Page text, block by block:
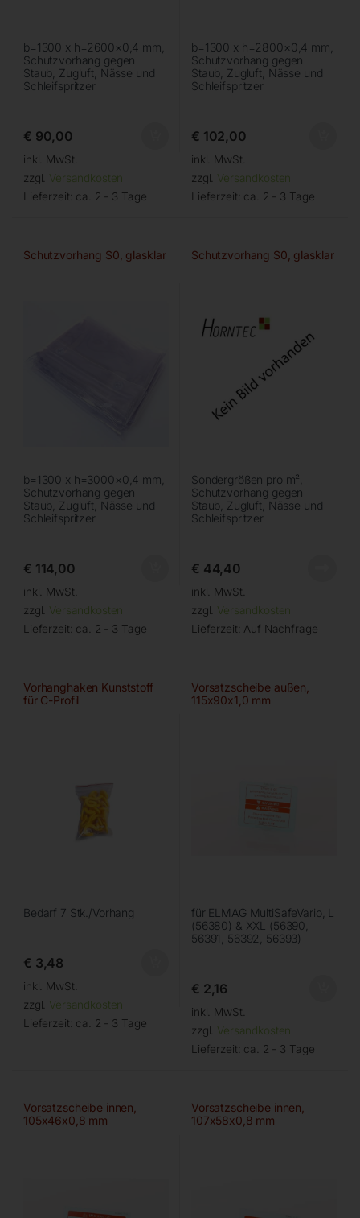
b=1300 x h=2600×0,4 mm,
Schutzvorhang gegen
Staub, Zugluft, Nässe und
Schleifspritzer
€ 90,00
inkl. MwSt.
zzgl. Versandkosten
Lieferzeit: ca. 2 - 3 Tage
b=1300 x h=2800×0,4 mm,
Schutzvorhang gegen
Staub, Zugluft, Nässe und
Schleifspritzer
€ 102,00
inkl. MwSt.
zzgl. Versandkosten
Lieferzeit: ca. 2 - 3 Tage
Schutzvorhang S0, glasklar
b=1300 x h=3000×0,4 mm,
Schutzvorhang gegen
Staub, Zugluft, Nässe und
Schleifspritzer
€ 114,00
inkl. MwSt.
zzgl. Versandkosten
Lieferzeit: ca. 2 - 3 Tage
Schutzvorhang S0, glasklar
Sondergrößen pro m²,
Schutzvorhang gegen
Staub, Zugluft, Nässe und
Schleifspritzer
€ 44,40
inkl. MwSt.
zzgl. Versandkosten
Lieferzeit: Auf Nachfrage
Vorhanghaken Kunststoff
für C-Profil
Bedarf 7 Stk./Vorhang
€ 3,48
inkl. MwSt.
zzgl. Versandkosten
Lieferzeit: ca. 2 - 3 Tage
Vorsatzscheibe außen,
115x90x1,0 mm
für ELMAG MultiSafeVario, L
(56380) & XXL (56390,
56391, 56392, 56393)
€ 2,16
inkl. MwSt.
zzgl. Versandkosten
Lieferzeit: ca. 2 - 3 Tage
Vorsatzscheibe innen,
105x46x0,8 mm
Vorsatzscheibe innen,
107x58x0,8 mm